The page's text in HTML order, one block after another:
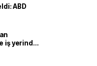
ABD
iş yerinde